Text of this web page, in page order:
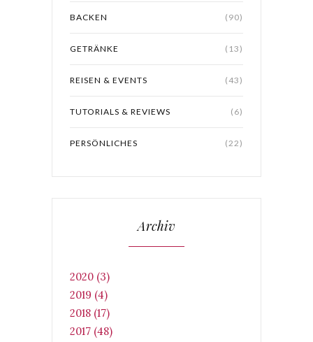
BACKEN (90)
GETRÄNKE (13)
REISEN & EVENTS (43)
TUTORIALS & REVIEWS (6)
PERSÖNLICHES (22)
Archiv
2020 (3)
2019 (4)
2018 (17)
2017 (48)